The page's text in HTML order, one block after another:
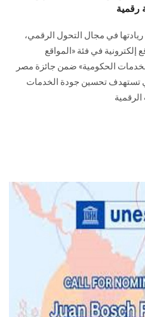
ريادتها في مجال التحول الرقمي،
ضمن أفضل 10 مواقع إلكترونية في فئة «المواقع
الخدمات الحكومية» ضمن جائزة مصر
تستهدف تحسين جودة الخدمات